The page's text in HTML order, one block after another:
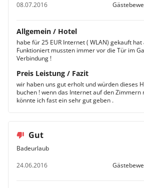
08.07.2016
Allgemein / Hotel
habe für 25 EUR Internet ( WLAN) gekauft
Funktioniert mussten immer vor die Tür im
Verbindung !
Preis Leistung / Fazit
wir haben uns gut erholt und würden dieses
buchen ! wenn das Internet auf den Zimmern
könnte ich fast ein sehr gut geben .
Gut
Badeurlaub
24.06.2016